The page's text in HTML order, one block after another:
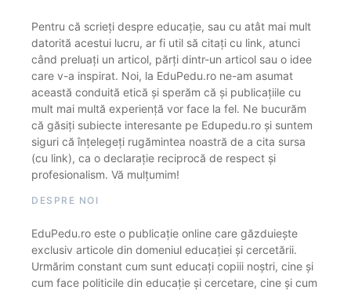
Pentru că scrieți despre educație, sau cu atât mai mult
datorită acestui lucru, ar fi util să citați cu link, atunci
când preluați un articol, părți dintr-un articol sau o idee
care v-a inspirat. Noi, la EduPedu.ro ne-am asumat
această conduită etică și sperăm că și publicațiile cu
mult mai multă experiență vor face la fel. Ne bucurăm
că găsiți subiecte interesante pe Edupedu.ro și suntem
siguri că înțelegeți rugămintea noastră de a cita sursa
(cu link), ca o declarație reciprocă de respect și
profesionalism. Vă mulțumim!
DESPRE NOI
EduPedu.ro este o publicație online care găzduiește
exclusiv articole din domeniul educației și cercetării.
Urmărim constant cum sunt educați copiii noștri, cine și
cum face politicile din educație și cercetare, cine și cum